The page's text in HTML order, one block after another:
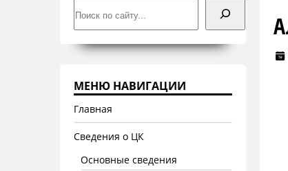
МЕНЮ НАВИГАЦИИ
Главная
Сведения о ЦК
Основные сведения